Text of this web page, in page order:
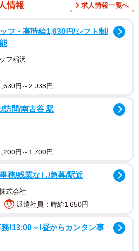
いると思います」の一コマ（月光もりあさん
情報 求人情報一覧へ
フ・高時給1,630円/シフト制/
フ稲沢
円～2,038円
訪問/南古谷 駅
円～1,700円
務/残業なし/急募/駅近
式会社
派遣社員：時給1,650円
!13:00～!昼からカンタン事